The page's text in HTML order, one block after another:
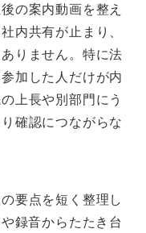
の案内動画を整え
内共有が止まり、
りません。特に法
加した人だけが内
上長や別部門にう
確認につながらな
要点を短く整理し
録音からたたき台